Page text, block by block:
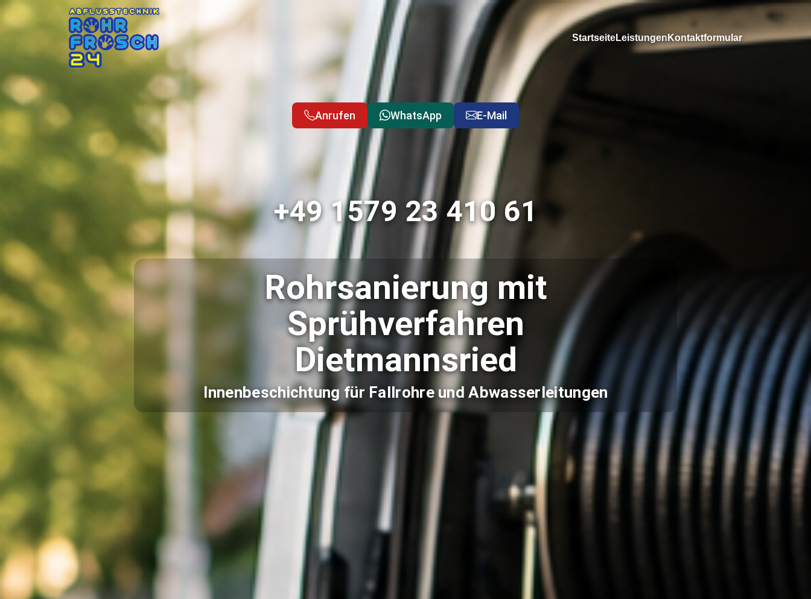
StartseiteLeistungen Kontaktformular
Anrufen WhatsApp E-Mail
+49 1579 23 410 61
Rohrsanierung mit
Sprühverfahren
Dietmannsried
Innenbeschichtung für Fallrohre und Abwasserleitungen